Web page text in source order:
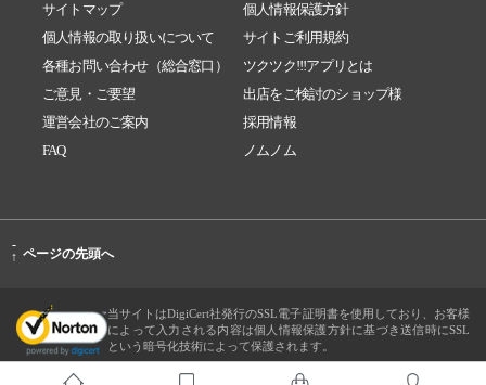
サイトマップ
個人情報保護方針
個人情報の取り扱いについて
サイトご利用規約
各種お問い合わせ（総合窓口）
ツクツク!!!アプリとは
ご意見・ご要望
出店をご検討のショップ様
運営会社のご案内
採用情報
FAQ
ノムノム
-
↑ ページの先頭へ
当サイトはDigiCert社発行のSSL電子証明書を使用しており、お客様
によって入力される内容は個人情報保護方針に基づき送信時にSSL
という暗号化技術によって保護されます。